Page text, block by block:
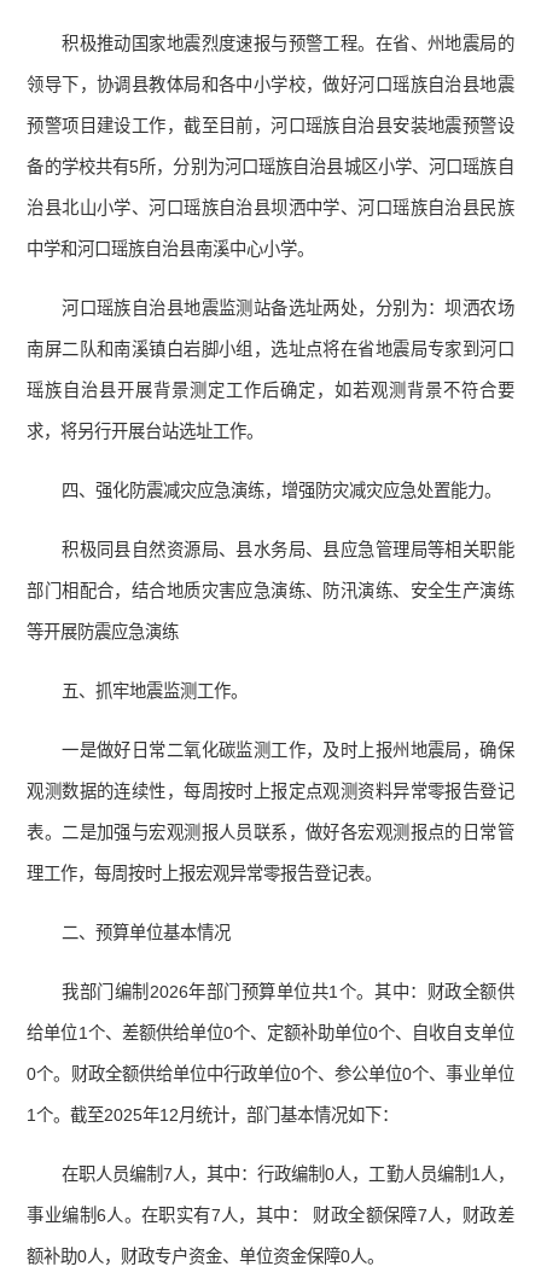
积极推动国家地震烈度速报与预警工程。在省、州地震局的
领导下，协调县教体局和各中小学校，做好河口瑶族自治县地震
预警项目建设工作，截至目前，河口瑶族自治县安装地震预警设
备的学校共有5所，分别为河口瑶族自治县城区小学、河口瑶族自
治县北山小学、河口瑶族自治县坝洒中学、河口瑶族自治县民族
中学和河口瑶族自治县南溪中心小学。
河口瑶族自治县地震监测站备选址两处，分别为：坝洒农场
南屏二队和南溪镇白岩脚小组，选址点将在省地震局专家到河口
瑶族自治县开展背景测定工作后确定，如若观测背景不符合要
求，将另行开展台站选址工作。
四、强化防震减灾应急演练，增强防灾减灾应急处置能力。
积极同县自然资源局、县水务局、县应急管理局等相关职能
部门相配合，结合地质灾害应急演练、防汛演练、安全生产演练
等开展防震应急演练
五、抓牢地震监测工作。
一是做好日常二氧化碳监测工作，及时上报州地震局，确保
观测数据的连续性，每周按时上报定点观测资料异常零报告登记
表。二是加强与宏观测报人员联系，做好各宏观测报点的日常管
理工作，每周按时上报宏观异常零报告登记表。
二、预算单位基本情况
我部门编制2026年部门预算单位共1个。其中：财政全额供
给单位1个、差额供给单位0个、定额补助单位0个、自收自支单位
0个。财政全额供给单位中行政单位0个、参公单位0个、事业单位
1个。截至2025年12月统计，部门基本情况如下：
在职人员编制7人，其中：行政编制0人，工勤人员编制1人，
事业编制6人。在职实有7人，其中： 财政全额保障7人，财政差
额补助0人，财政专户资金、单位资金保障0人。